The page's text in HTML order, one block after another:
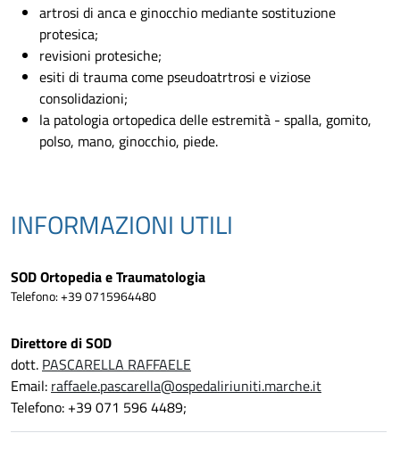
artrosi di anca e ginocchio mediante sostituzione
protesica;
revisioni protesiche;
esiti di trauma come pseudoatrtrosi e viziose
consolidazioni;
la patologia ortopedica delle estremità - spalla, gomito,
polso, mano, ginocchio, piede.
INFORMAZIONI UTILI
SOD Ortopedia e Traumatologia
Telefono: +39 0715964480
Direttore di SOD
dott. PASCARELLA RAFFAELE
Email: raffaele.pascarella@ospedaliriuniti.marche.it
Telefono: +39 071 596 4489;